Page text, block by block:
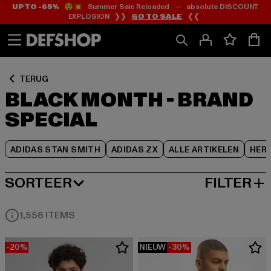
Ga
naar
Ga
naar
UP TO -65%😲💥 Summer Sale Reloaded — absolute DISCOUNT
EXPLOSION ❯❯ GO TO SALE ❮❮
TERUG
BLACK MONTH - BRAND
SPECIAL
ADIDAS STAN SMITH ADIDAS ZX ALLE ARTIKELEN
Ga
naar
Rooster
SORTEER
MEEST POPULAIRE FILTER
1,556 ITEMS
-20% NIEUW -30%